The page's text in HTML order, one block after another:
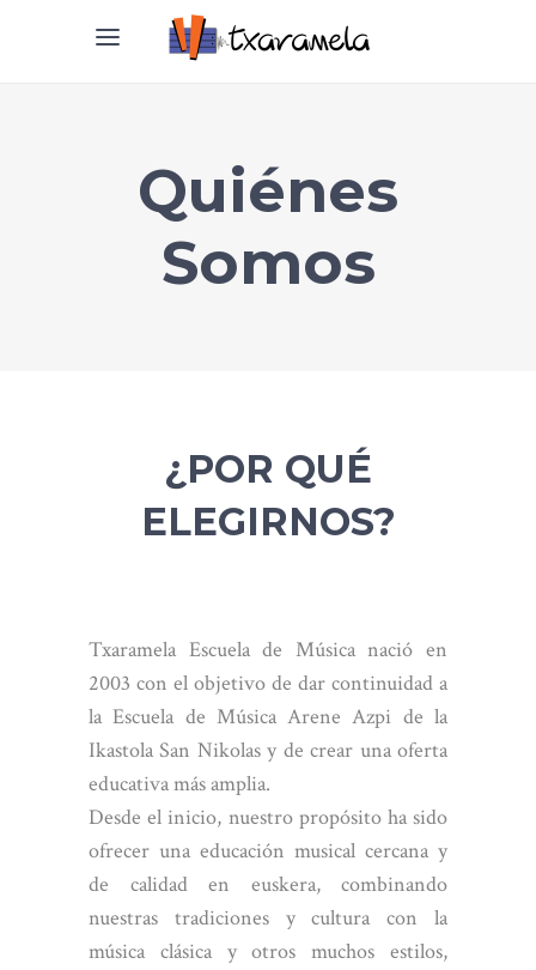
Quiénes
Somos
¿POR QUÉ
ELEGIRNOS?
Txaramela Escuela de Música nació en
2003 con el objetivo de dar continuidad a
la Escuela de Música Arene Azpi de la
Ikastola San Nikolas y de crear una oferta
educativa más amplia.
Desde el inicio, nuestro propósito ha sido
ofrecer una educación musical cercana y
de calidad en euskera, combinando
nuestras tradiciones y cultura con la
música clásica y otros muchos estilos,